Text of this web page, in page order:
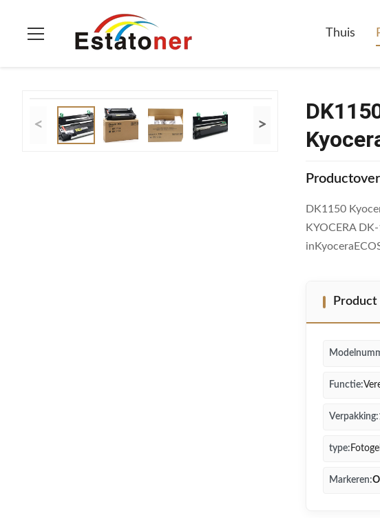
Thuis
Producten > Fotogeleider -eenheid
< >
DK1150
KYOCERA
Functie:
Verpakking:
type:
Markeren: